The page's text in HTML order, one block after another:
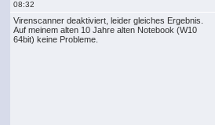
08:32
Virenscanner deaktiviert, leider gleiches Ergebnis.
Auf meinem alten 10 Jahre alten Notebook (W10
64bit) keine Probleme.